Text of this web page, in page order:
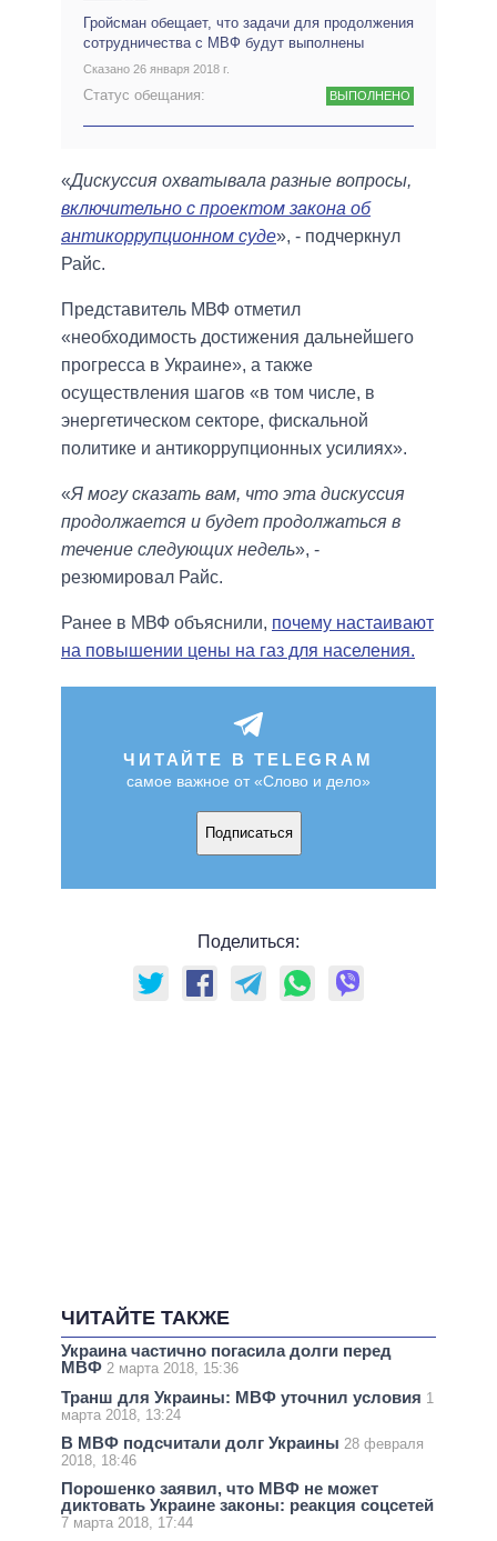
Гройсман обещает, что задачи для продолжения
сотрудничества с МВФ будут выполнены
Сказано 26 января 2018 г.
Статус обещания: ВЫПОЛНЕНО
«Дискуссия охватывала разные вопросы,
включительно с проектом закона об
антикоррупционном суде», - подчеркнул
Райс.
Представитель МВФ отметил
«необходимость достижения дальнейшего
прогресса в Украине», а также
осуществления шагов «в том числе, в
энергетическом секторе, фискальной
политике и антикоррупционных усилиях».
«Я могу сказать вам, что эта дискуссия
продолжается и будет продолжаться в
течение следующих недель», -
резюмировал Райс.
Ранее в МВФ объяснили, почему настаивают
на повышении цены на газ для населения.
ЧИТАЙТЕ В TELEGRAM
самое важное от «Слово и дело»
Подписаться
Поделиться:
ЧИТАЙТЕ ТАКЖЕ
Украина частично погасила долги перед
МВФ 2 марта 2018, 15:36
Транш для Украины: МВФ уточнил условия 1
марта 2018, 13:24
В МВФ подсчитали долг Украины 28 февраля
2018, 18:46
Порошенко заявил, что МВФ не может
диктовать Украине законы: реакция соцсетей
7 марта 2018, 17:44